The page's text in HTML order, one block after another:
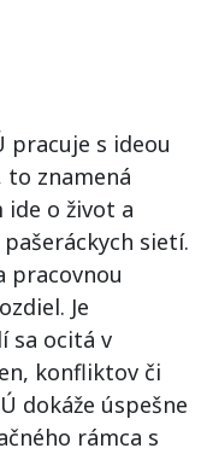
pracuje s ideou
znamená
o život a
sietí.
pracovnou
Je
sa ocitá v
konfliktov či
dokáže úspešne
rámca s